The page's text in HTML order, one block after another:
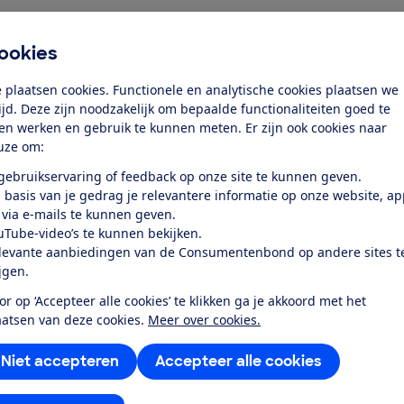
plaatsen cookies. Functionele en analytische cookies plaatsen we
Deze zijn noodzakelijk om bepaalde functionaliteiten goed te
werken en gebruik te kunnen meten. Er zijn ook cookies naar
om:
of feedback op onze site te kunnen geven.
basis van je gedrag je relevantere informatie op onze website,
e-mails te kunnen geven.
video’s te kunnen bekijken.
aanbiedingen van de Consumentenbond op andere sites
op ‘Accepteer alle cookies’ te klikken ga je akkoord met het
van deze cookies. Meer over cookies.
Accepteer alle cookies
Niet accepteren
vanaf de geboorte tot je kindje 22 kg
De reiswieg is bij de prijs
Geo3 uitbreiden naar een duowagen,
het in onze test?'